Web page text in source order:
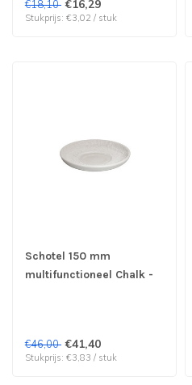
€18,10 €16,29
Stukprijs: €3,02 / stuk
Schotel 150 mm
multifunctioneel Chalk -
€46,00 €41,40
Stukprijs: €3,83 / stuk